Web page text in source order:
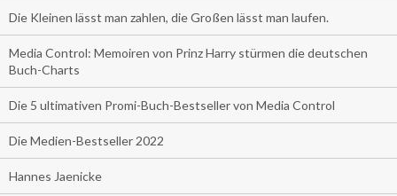
Die Kleinen lässt man zahlen, die Großen lässt man laufen.
Media Control: Memoiren von Prinz Harry stürmen die deutschen
Buch-Charts
Die 5 ultimativen Promi-Buch-Bestseller von Media Control
Die Medien-Bestseller 2022
Hannes Jaenicke